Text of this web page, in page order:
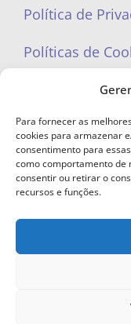
Para fornecer as
cookies para armazenar
consentimento para
como comportamento de
consentir ou retirar o
recursos e funções.
Política de
Políticas de
© Copyright 2023 -